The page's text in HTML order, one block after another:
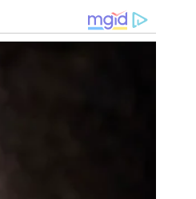
técnica e diretoria
Agora, em seu período
como jogador